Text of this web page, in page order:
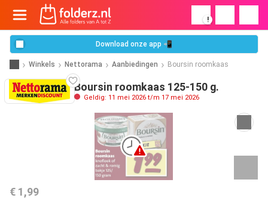
!
Download onze app 📲
Winkels Nettorama Aanbiedingen Boursin roomkaas
Boursin roomkaas 125-150 g.
Geldig: 11 mei 2026 t/m 17 mei 2026
€ 1,99